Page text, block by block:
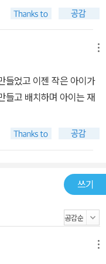
들었고 이젠 작은 아이가
들고 배치하며 아이는 재
쓰기